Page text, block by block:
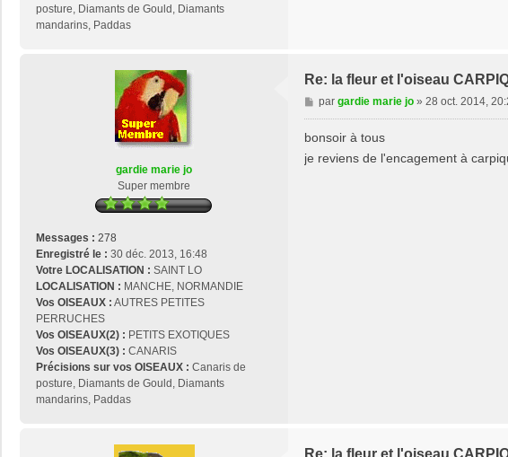
posture, Diamants de Gould, Diamants
mandarins, Paddas
gardie marie jo
Super membre
Messages : 278
Enregistré le : 30 déc. 2013, 16:48
Votre LOCALISATION : SAINT LO
LOCALISATION : MANCHE, NORMANDIE
Vos OISEAUX : AUTRES PETITES
PERRUCHES
Vos OISEAUX(2) : PETITS EXOTIQUES
Vos OISEAUX(3) : CANARIS
Précisions sur vos OISEAUX : Canaris de
posture, Diamants de Gould, Diamants
mandarins, Paddas
Re: la fleur et l'oiseau
M
e
a
par gardie marie jo» 28 oct. 2014,
bonsoir à tous
je reviens de l'encagement à
Re: la fleur et l'oiseau